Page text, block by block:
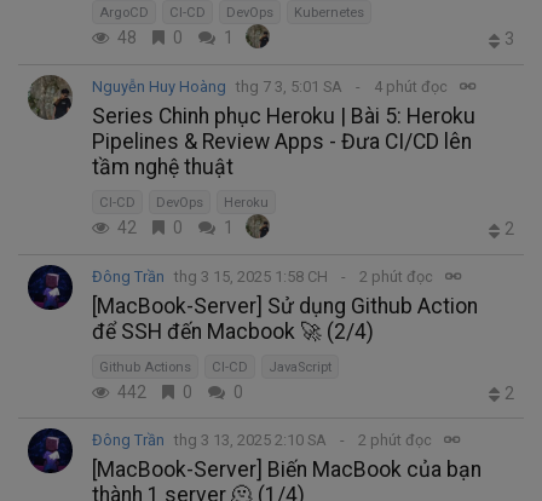
ArgoCD CI-CD DevOps Kubernetes
48 0 1 3
Nguyễn Huy Hoàng thg 7 3, 5:01 SA 4 phút đọc
Series Chinh phục Heroku | Bài 5: Heroku
Pipelines & Review Apps - Đưa CI/CD lên
tầm nghệ thuật
CI-CD DevOps Heroku
42 0 1 2
Đông Trần thg 3 15, 2025 1:58 CH 2 phút đọc
[MacBook-Server] Sử dụng Github Action
để SSH đến Macbook 🚀 (2/4)
Github Actions CI-CD JavaScript
442 0 0 2
Đông Trần thg 3 13, 2025 2:10 SA 2 phút đọc
[MacBook-Server] Biến MacBook của bạn
thành 1 server 🫠 (1/4)